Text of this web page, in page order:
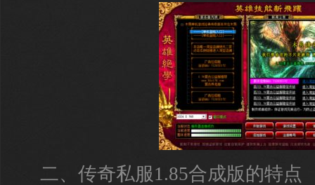
二、传奇私服1.85合成版的特点